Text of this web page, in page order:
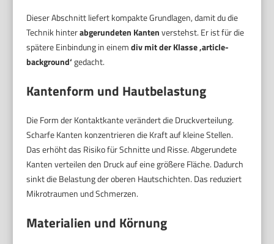
Dieser Abschnitt liefert kompakte Grundlagen, damit du die
Technik hinterabgerundeten Kantenverstehst. Er ist für die
spätere Einbindung in einemdiv mit der Klasse ‚article-
background‘gedacht.
Kantenform und Hautbelastung
Die Form der Kontaktkante verändert die Druckverteilung.
Scharfe Kanten konzentrieren die Kraft auf kleine Stellen.
Das erhöht das Risiko für Schnitte und Risse. Abgerundete
Kanten verteilen den Druck auf eine größere Fläche. Dadurch
sinkt die Belastung der oberen Hautschichten. Das reduziert
Mikrotraumen und Schmerzen.
Materialien und Körnung